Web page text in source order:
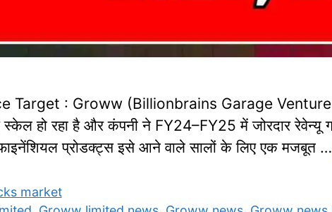
Target : Groww (Billionbrains Garage Ventures
हो रहा है और कंपनी ने FY24–FY25 में जोरदार रेवेन्यू
प्रोडक्ट्स इसे आने वाले सालों के लिए एक मजबूत …
market